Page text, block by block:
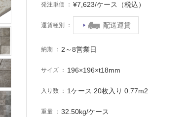
発注単価 ¥7,623/ケース（税込）
運賃種別 配送運賃
納期 2～8営業日
サイズ 196×196×t18mm
入り数 1ケース 20枚入り 0.77m2
重量 32.50kg/ケース